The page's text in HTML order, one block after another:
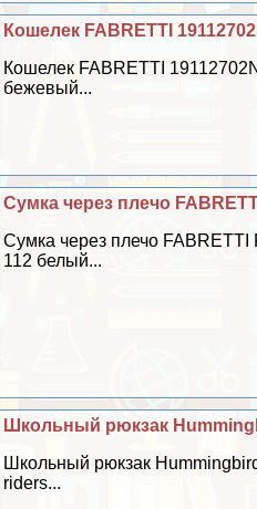
Кошелек FABRETTI
Кошелек FABRETTI
бежевый...
Сумка через плечо
Сумка через плечо FABRETTI
112 белый...
Школьный рюкзак
Школьный рюкзак
riders...